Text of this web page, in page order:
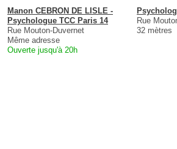
Manon CEBRON DE LISLE -
Psychologue TCC Paris 14
Rue Mouton-Duvernet
Même adresse
Ouverte jusqu'à 20h
Rue
32 mètres